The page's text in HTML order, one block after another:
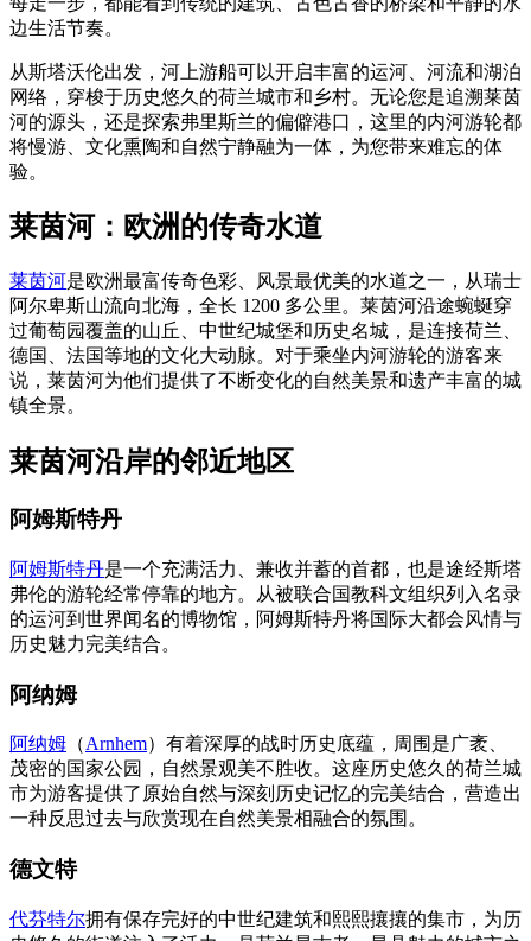
边生活节奏。
从斯塔沃伦出发，河上游船可以开启丰富的运河、河流和湖泊
网络，穿梭于历史悠久的荷兰城市和乡村。无论您是追溯莱茵
河的源头，还是探索弗里斯兰的偏僻港口，这里的内河游轮都
将慢游、文化熏陶和自然宁静融为一体，为您带来难忘的体
验。
莱茵河：欧洲的传奇水道
莱茵河是欧洲最富传奇色彩、风景最优美的水道之一，从瑞士
阿尔卑斯山流向北海，全长 1200 多公里。莱茵河沿途蜿蜒穿
过葡萄园覆盖的山丘、中世纪城堡和历史名城，是连接荷兰、
德国、法国等地的文化大动脉。对于乘坐内河游轮的游客来
说，莱茵河为他们提供了不断变化的自然美景和遗产丰富的城
镇全景。
莱茵河沿岸的邻近地区
阿姆斯特丹
阿姆斯特丹是一个充满活力、兼收并蓄的首都，也是途经斯塔
弗伦的游轮经常停靠的地方。从被联合国教科文组织列入名录
的运河到世界闻名的博物馆，阿姆斯特丹将国际大都会风情与
历史魅力完美结合。
阿纳姆
阿纳姆 （Arnhem）有着深厚的战时历史底蕴，周围是广袤、
茂密的国家公园，自然景观美不胜收。这座历史悠久的荷兰城
市为游客提供了原始自然与深刻历史记忆的完美结合，营造出
一种反思过去与欣赏现在自然美景相融合的氛围。
德文特
代芬特尔拥有保存完好的中世纪建筑和熙熙攘攘的集市，为历